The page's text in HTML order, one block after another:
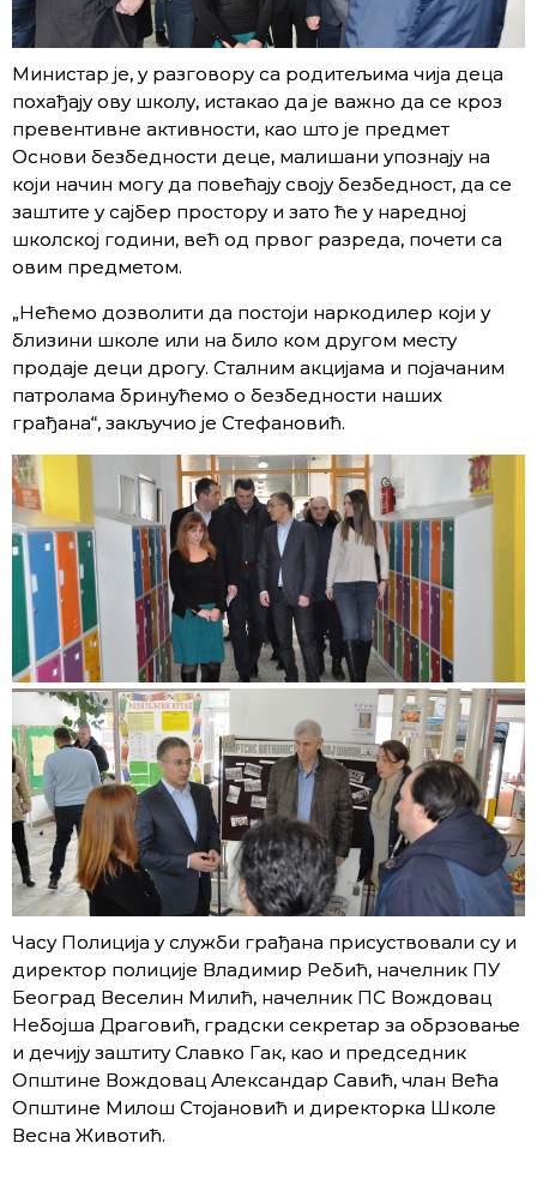
Министар је, у разговору са родитељима чија деца
похађају ову школу, истакао да је важно да се кроз
превентивне активности, као што је предмет
Основи безбедности деце, малишани упознају на
који начин могу да повећају своју безбедност, да се
заштите у сајбер простору и зато ће у наредној
школској години, већ од првог разреда, почети са
овим предметом.
„Нећемо дозволити да постоји наркодилер који у
близини школе или на било ком другом месту
продаје деци дрогу. Сталним акцијама и појачаним
патролама бринућемо о безбедности наших
грађана“, закључио је Стефановић.
Часу Полиција у служби грађана присуствовали су и
директор полиције Владимир Ребић, начелник ПУ
Београд Веселин Милић, начелник ПС Вождовац
Небојша Драговић, градски секретар за обрзовање
и дечију заштиту Славко Гак, као и председник
Општине Вождовац Александар Савић, члан Већа
Општине Милош Стојановић и директорка Школе
Весна Животић.